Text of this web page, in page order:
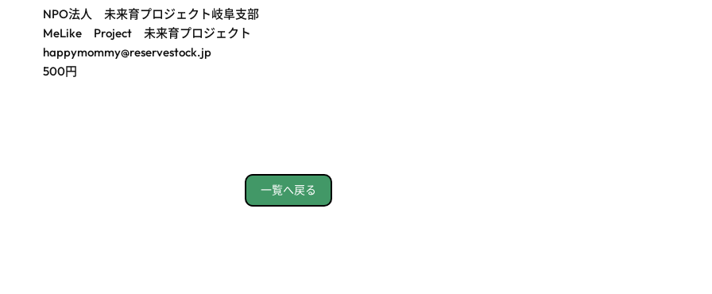
NPO法人 未来育プロジェクト岐阜支部
MeLike Project 未来育プロジェクト
happymommy@reservestock.jp
500円
一覧へ戻る